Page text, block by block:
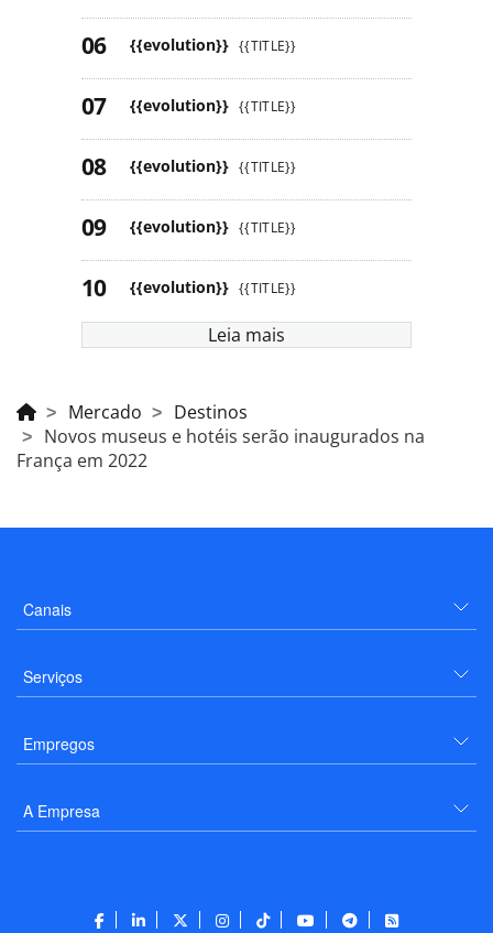
{{evolution}} {{TITLE}}
{{evolution}} {{TITLE}}
{{evolution}} {{TITLE}}
{{evolution}} {{TITLE}}
{{evolution}} {{TITLE}}
Leia mais
Mercado
Destinos
Novos museus e hotéis serão inaugurados na
França em 2022
Canais
Serviços
Empregos
A Empresa